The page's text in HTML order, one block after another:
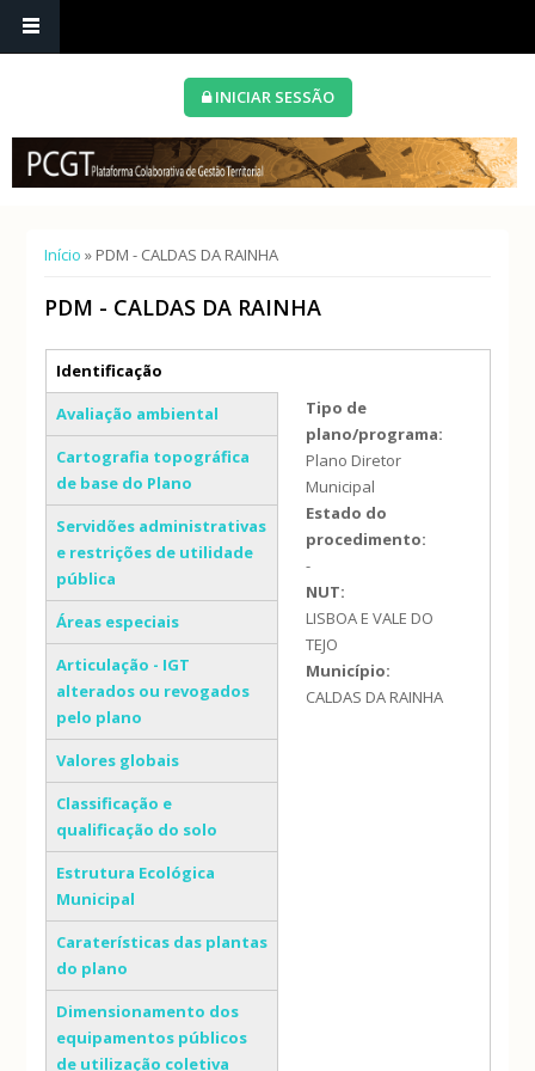
INICIAR SESSÃO
Está aqui
Início » PDM - CALDAS DA RAINHA
PDM - CALDAS DA RAINHA
Separadores verticais
Identificação
(separador ativo)
Avaliação ambiental
Cartografia topográfica
de base do Plano
Servidões administrativas
e restrições de utilidade
pública
Áreas especiais
Articulação - IGT
alterados ou revogados
pelo plano
Valores globais
Classificação e
qualificação do solo
Estrutura Ecológica
Municipal
Caraterísticas das plantas
do plano
Dimensionamento dos
equipamentos públicos
de utilização coletiva
Tipo de
plano/programa:
Plano Diretor
Municipal
Estado do
procedimento:
-
NUT:
LISBOA E VALE DO
TEJO
Município:
CALDAS DA RAINHA